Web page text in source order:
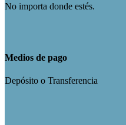
No importa donde estés.
Medios de pago
Depósito o Transferencia